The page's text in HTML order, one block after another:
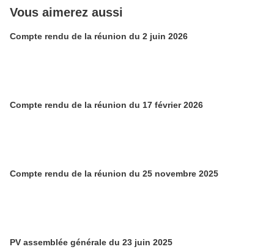
Vous aimerez aussi
Compte rendu de la réunion du 2 juin 2026
Compte rendu de la réunion du 17 février 2026
Compte rendu de la réunion du 25 novembre 2025
PV assemblée générale du 23 juin 2025